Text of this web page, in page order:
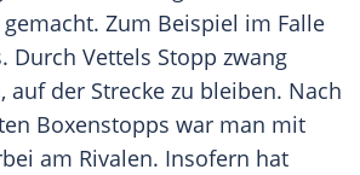
Zum Beispiel im Falle
Durch Vettels Stopp zwang
, auf der Strecke zu bleiben. Nach
Boxenstopps war man mit
am Rivalen. Insofern hat